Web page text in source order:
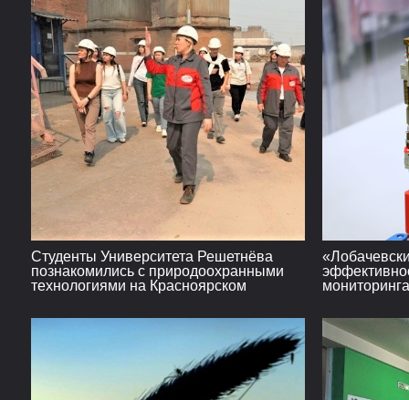
Студенты Университета Решетнёва
познакомились с природоохранными
технологиями на Красноярском